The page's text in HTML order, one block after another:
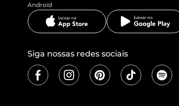
Android
Siga nossas redes sociais